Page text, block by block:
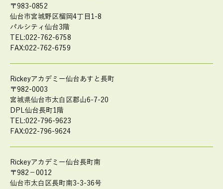
〒983-0852
仙台市宮城野区榴岡4丁目1-8
パルシティ仙台3階
TEL:022-762-6758
FAX:022-762-6759
Rickeyアカデミー仙台あすと長町
〒982-0003
宮城県仙台市太白区郡山6-7-20
DPL仙台長町1階
TEL:022-796-9623
FAX:022-796-9624
Rickeyアカデミー仙台長町南
〒982－0012
仙台市太白区長町南3-3-36号